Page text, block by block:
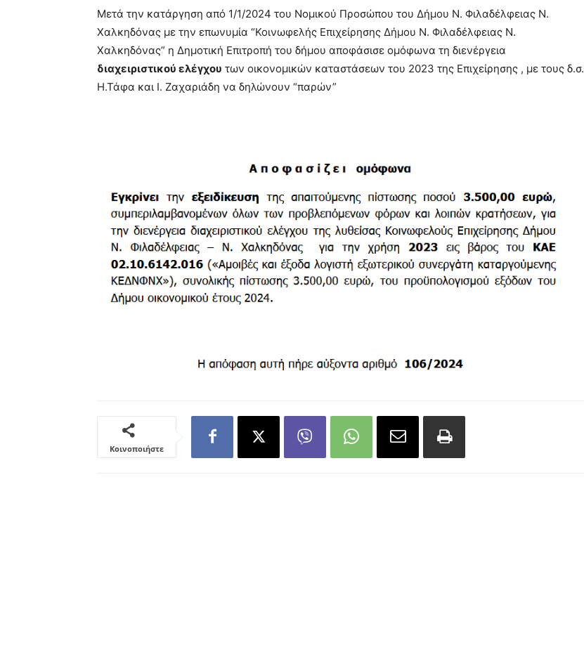
Μετά την κατάργηση από 1/1/2024 του Νομικού Προσώπου του Δήμου Ν. Φιλαδέλφειας Ν.
Χαλκηδόνας με την επωνυμία “Κοινωφελής Επιχείρησης Δήμου Ν. Φιλαδέλφειας Ν.
Χαλκηδόνας” η Δημοτική Επιτροπή του δήμου αποφάσισε ομόφωνα τη διενέργεια
διαχειριστικού ελέγχου των οικονομικών καταστάσεων του 2023 της Επιχείρησης , με τους δ.σ.
Η.Τάφα και Ι. Ζαχαριάδη να δηλώνουν “παρών”
Κοινοποιήστε